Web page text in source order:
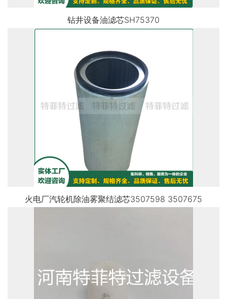
钻井设备油滤芯SH75370
火电厂汽轮机除油雾聚结滤芯3507598 3507675